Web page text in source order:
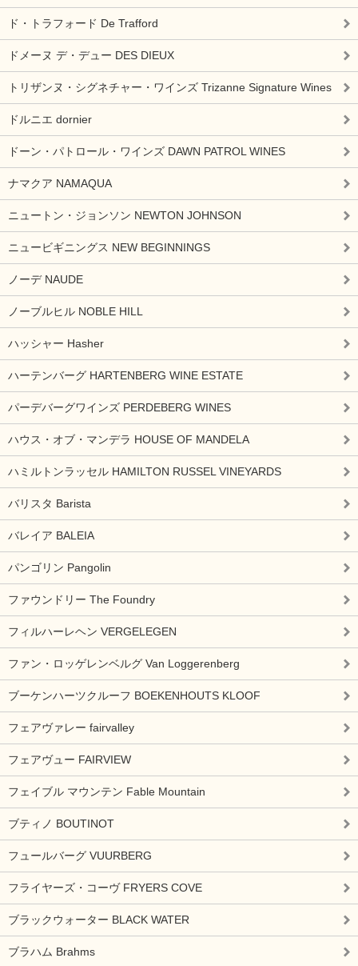
ド・トラフォード De Trafford
ドメーヌ デ・デュー DES DIEUX
トリザンヌ・シグネチャー・ワインズ Trizanne Signature Wines
ドルニエ dornier
ドーン・パトロール・ワインズ DAWN PATROL WINES
ナマクア NAMAQUA
ニュートン・ジョンソン NEWTON JOHNSON
ニュービギニングス NEW BEGINNINGS
ノーデ NAUDE
ノーブルヒル NOBLE HILL
ハッシャー Hasher
ハーテンバーグ HARTENBERG WINE ESTATE
パーデバーグワインズ PERDEBERG WINES
ハウス・オブ・マンデラ HOUSE OF MANDELA
ハミルトンラッセル HAMILTON RUSSEL VINEYARDS
バリスタ Barista
バレイア BALEIA
パンゴリン Pangolin
ファウンドリー The Foundry
フィルハーレヘン VERGELEGEN
ファン・ロッゲレンベルグ Van Loggerenberg
ブーケンハーツクルーフ BOEKENHOUTS KLOOF
フェアヴァレー fairvalley
フェアヴュー FAIRVIEW
フェイブル マウンテン Fable Mountain
ブティノ BOUTINOT
フュールバーグ VUURBERG
フライヤーズ・コーヴ FRYERS COVE
ブラックウォーター BLACK WATER
ブラハム Brahms